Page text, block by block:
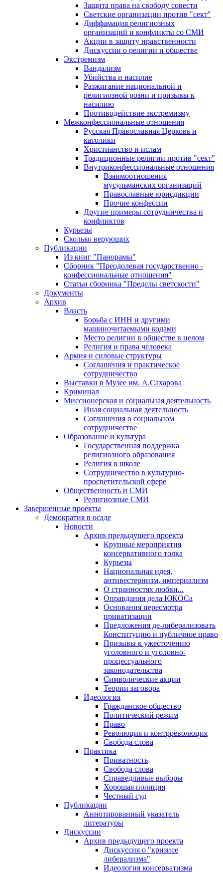
Защита права на свободу совести
Светские организации против "сект"
Диффамация религиозных
организаций и конфликты со СМИ
Акции в защиту нравственности
Дискуссии о религии и обществе
Экстремизм
Вандализм
Убийства и насилие
Разжигание национальной и
религиозной розни и призывы к
насилию
Противодействие экстремизму
Межконфессиональные отношения
Русская Православная Церковь и
католики
Христианство и ислам
Традиционные религии против "сект"
Внутриконфессиональные отношения
Взаимоотношения
мусульманских организаций
Православные юрисдикции
Прочие конфессии
Другие примеры сотрудничества и
конфликтов
Курьезы
Сколько верующих
Публикации
Из книг "Панорамы"
Сборник "Преодолевая государственно -
конфессиональные отношения"
Статьи сборника "Пределы светскости"
Документы
Архив
Власть
Борьба с ИНН и другими
машиночитаемыми кодами
Место религии в обществе в целом
Религия и права человека
Армия и силовые структуры
Соглашения и практическое
сотрудничество
Выставки в Музее им. А.Сахарова
Криминал
Миссионерская и социальная деятельность
Иная социальная деятельность
Соглашения о социальном
сотрудничестве
Образование и культура
Государственная поддержка
религиозного образования
Религия в школе
Сотрудничество в культурно-
просветительской сфере
Общественность и СМИ
Религиозные СМИ
Завершенные проекты
Демократия в осаде
Новости
Архив предыдущего проекта
Крупные мероприятия
консервативного толка
Курьезы
Национальная идея,
антивестернизм, империализм
О странностях любви...
Оправдания дела ЮКОСа
Основания пересмотра
приватизации
Предложения де-либерализовать
Конституцию и публичное право
Призывы к ужесточению
уголовного и уголовно-
процессуального
законодательства
Символические акции
Теории заговора
Идеология
Гражданское общество
Политический режим
Право
Революция и контрреволюция
Свобода слова
Практика
Приватность
Свобода слова
Справедливые выборы
Хорошая полиция
Честный суд
Публикации
Аннотированный указатель
литературы
Дискуссии
Архив предыдущего проекта
Дискуссия о "кризисе
либерализма"
Идеология консерватизма